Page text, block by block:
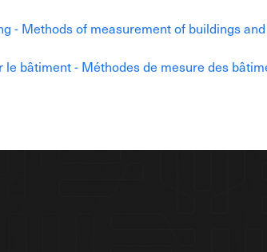
- Methods of measurement of buildings
le bâtiment - Méthodes de mesure des